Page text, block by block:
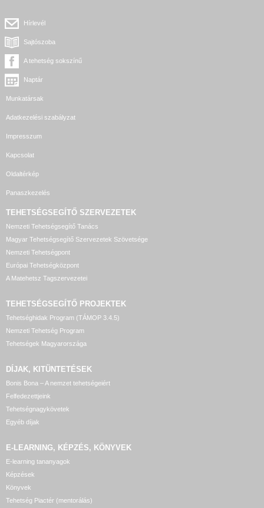
Hírlevél
Sajtószoba
A tehetség sokszínű
Naptár
Munkatársak
Adatkezelési szabályzat
Impresszum
Kapcsolat
Oldaltérkép
Panaszkezelés
TEHETSÉGSEGÍTŐ SZERVEZETEK
Nemzeti Tehetségsegítő Tanács
Magyar Tehetségsegítő Szervezetek Szövetsége
Nemzeti Tehetségpont
Európai Tehetségközpont
A Matehetsz Tagszervezetei
TEHETSÉGSEGÍTŐ PROJEKTEK
Tehetséghidak Program (TÁMOP 3.4.5)
Nemzeti Tehetség Program
Tehetségek Magyarországa
DÍJAK, KITÜNTETÉSEK
Bonis Bona – A nemzet tehetségeiért
Felfedezettjeink
Tehetségnagykövetek
Egyéb díjak
E-LEARNING, KÉPZÉS, KÖNYVEK
E-learning tananyagok
Képzések
Könyvek
Tehetség Piactér (mentorálás)